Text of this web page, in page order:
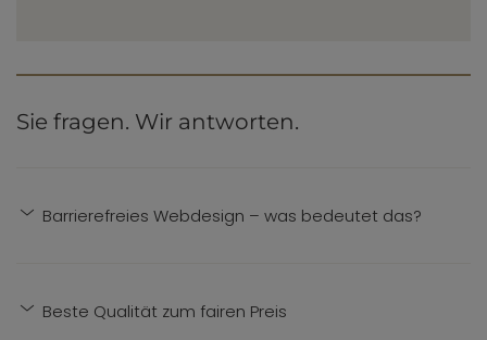
Sie fragen. Wir antworten.
Barrierefreies Webdesign – was bedeutet das?
Beste Qualität zum fairen Preis